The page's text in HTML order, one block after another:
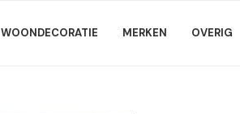
WOONDECORATIE MERKEN OVERIG